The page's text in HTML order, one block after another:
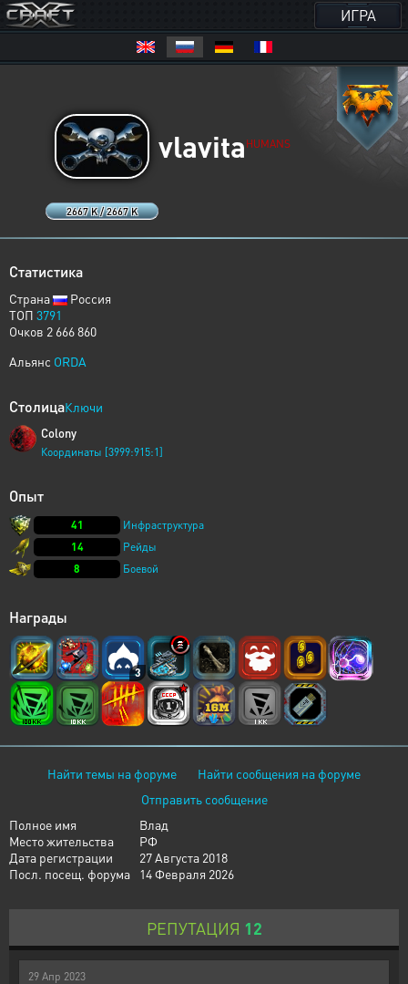
ИГРА
2667 K / 2667 K
vlavita HUMANS
Статистика
Страна
Россия
ТОП 3791
Очков 2 666 860
Альянс ORDA
СтолицаКлючи
Colony
Координаты [3999:915:1]
Опыт
41
Инфраструктура
14
Рейды
8
Боевой
Награды
3
Найти темы на форуме
Найти сообщения на форуме
Отправить сообщение
Полное имя
Влад
Место жительства
РФ
Дата регистрации
27 Августа 2018
Посл. посещ. форума
14 Февраля 2026
РЕПУТАЦИЯ 12
29 Апр 2023